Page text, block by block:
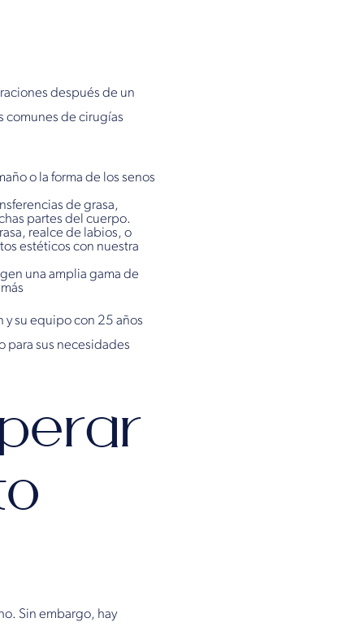
después de un
comunes de cirugías
o la forma de los senos
de grasa,
partes del cuerpo.
realce de labios, o
estéticos con nuestra
una amplia gama de
y su equipo con 25 años
para sus necesidades
Sin embargo, hay